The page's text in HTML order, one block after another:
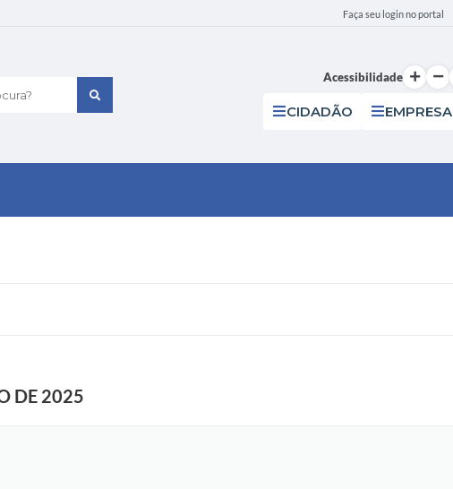
Faça seu login no portal
Acessibilidade
CIDADÃO EMPRESA
DE 2025